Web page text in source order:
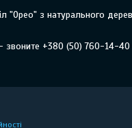
"Орео" з натурального
звоните +380 (50) 760-14-